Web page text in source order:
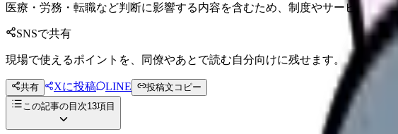
医療・労務・転職など判断に影響する内容を含むため、制度やサービスの
SNSで共有
現場で使えるポイントを、同僚やあとで読む自分向けに残せます。
共有 Xに投稿 LINE
投稿文コピー
この記事の目次13項目